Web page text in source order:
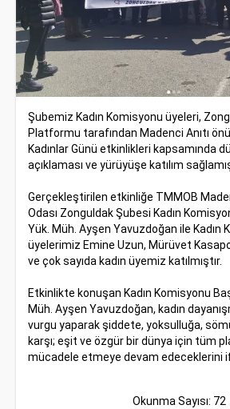
Şubemiz Kadın Komisyonu üyeleri,
Platformu tarafından Madenci Anıtı
Kadınlar Günü etkinlikleri kapsamında
açıklaması ve yürüyüşe katılım
Gerçekleştirilen etkinliğe TMMOB
Odası Zonguldak Şubesi Kadın
Yük. Müh. Ayşen Yavuzdoğan ile Kadın
üyelerimiz Emine Uzun, Mürüvet
ve çok sayıda kadın üyemiz katılmıştır.
Etkinlikte konuşan Kadın Komisyonu
Müh. Ayşen Yavuzdoğan, kadın
vurgu yaparak şiddete, yoksulluğa,
karşı; eşit ve özgür bir dünya için tüm
mücadele etmeye devam edeceklerini
Okunma Sayısı: 72